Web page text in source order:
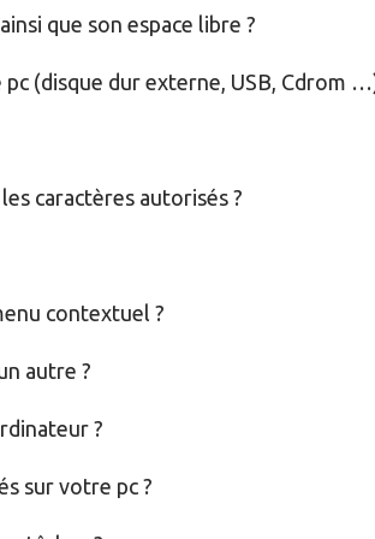
que son espace libre ?
(disque dur externe, USB, Cdrom
caractères autorisés ?
contextuel ?
autre ?
?
sur votre pc ?